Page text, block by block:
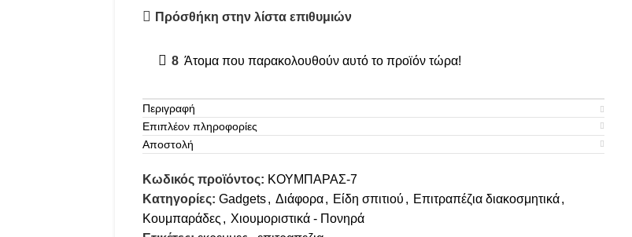
Πρόσθήκη στην λίστα επιθυμιών
8 Άτομα που παρακολουθούν αυτό το προϊόν τώρα!
Περιγραφή
Επιπλέον πληροφορίες
Αποστολή
Κωδικός προϊόντος: ΚΟΥΜΠΑΡΑΣ-7
Κατηγορίες: Gadgets, Διάφορα, Είδη σπιτιού , Επιτραπέζια διακοσμητικά,
Κουμπαράδες , Χιουμοριστικά - Πονηρά